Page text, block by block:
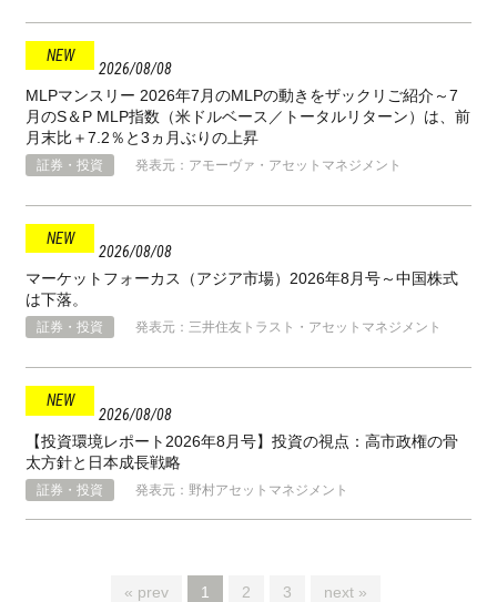
2026 08 08
MLPマンスリー 2026年7月のMLPの動きをザックリご紹介～7
月のS＆P MLP指数（米ドルベース／トータルリターン）は、前
月末比＋7.2％と3ヵ月ぶりの上昇
証券・投資 発表元：アモーヴァ・アセットマネジメント
2026 08 08
マーケットフォーカス（アジア市場）2026年8月号～中国株式
は下落。
証券・投資 発表元：三井住友トラスト・アセットマネジメント
2026 08 08
【投資環境レポート2026年8月号】投資の視点：高市政権の骨
太方針と⽇本成⻑戦略
証券・投資 発表元：野村アセットマネジメント
« prev 1 2 3 next »